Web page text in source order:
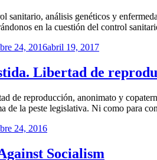
sanitario, análisis genéticos y
en la cuestión del control
24, 2016abril 19, 2017
Libertad de
de reproducción, anonimato y
de la peste legislativa. Ni como para
24, 2016
Socialism